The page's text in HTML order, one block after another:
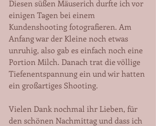
Diesen süßen Mäuserich durfte ich vor
einigen Tagen bei einem
Kundenshooting fotografieren. Am
Anfang war der Kleine noch etwas
unruhig, also gab es einfach noch eine
Portion Milch. Danach trat die völlige
Tiefenentspannung ein und wir hatten
ein großartiges Shooting.
Vielen Dank nochmal ihr Lieben, für
den schönen Nachmittag und dass ich